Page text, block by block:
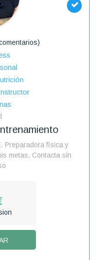
Preparadora física y
metas. Contacta sin